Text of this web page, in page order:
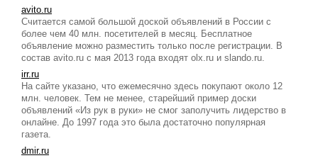
avito.ru
Считается самой большой доской объявлений в России с
более чем 40 млн. посетителей в месяц. Бесплатное
объявление можно разместить только после регистрации. В
состав avito.ru с мая 2013 года входят olx.ru и slando.ru.
irr.ru
На сайте указано, что ежемесячно здесь покупают около 12
млн. человек. Тем не менее, старейший пример доски
объявлений «Из рук в руки» не смог заполучить лидерство в
онлайне. До 1997 года это была достаточно популярная
газета.
dmir.ru